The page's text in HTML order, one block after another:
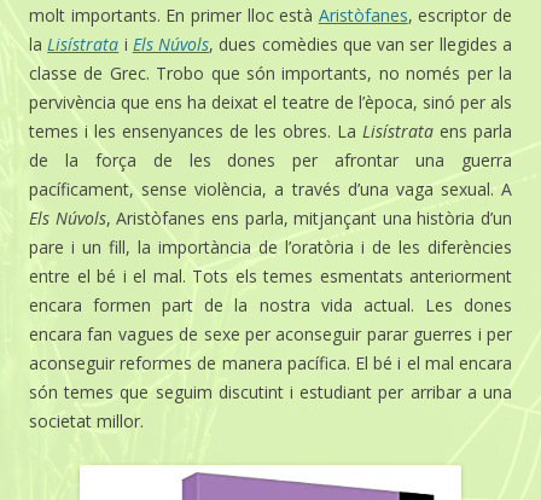
molt importants. En primer lloc està Aristòfanes, escriptor de
laLisístrata i Els Núvols, dues comèdies que van ser llegides a
classe de Grec. Trobo que són importants, no només per la
pervivència que ens ha deixat el teatre de l’època, sinó per als
temes i les ensenyances de les obres. La Lisístrata ens parla
de la força de les dones per afrontar una guerra
pacíficament, sense violència, a través d’una vaga sexual. A
Els Núvols, Aristòfanes ens parla, mitjançant una història d’un
pare i un fill, la importància de l’oratòria i de les diferències
entre el bé i el mal. Tots els temes esmentats anteriorment
encara formen part de la nostra vida actual. Les dones
encara fan vagues de sexe per aconseguir parar guerres i per
aconseguir reformes de manera pacífica. El bé i el mal encara
són temes que seguim discutint i estudiant per arribar a una
societat millor.